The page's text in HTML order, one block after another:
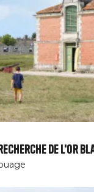
de l'or